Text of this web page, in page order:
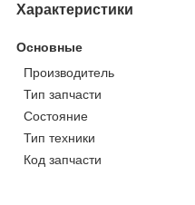
Характеристики
Основные
Производитель
Тип запчасти
Состояние
Тип техники
Код запчасти